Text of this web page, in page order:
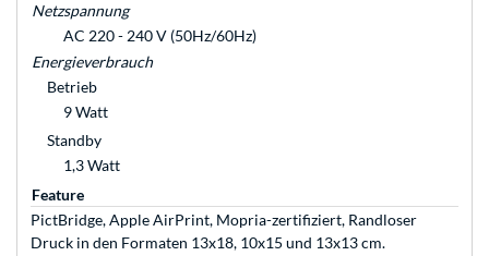
Netzspannung
AC 220 - 240 V (50Hz/60Hz)
Energieverbrauch
Betrieb
9 Watt
Standby
1,3 Watt
Feature
PictBridge, Apple AirPrint, Mopria-zertifiziert, Randloser
Druck in den Formaten 13x18, 10x15 und 13x13 cm.